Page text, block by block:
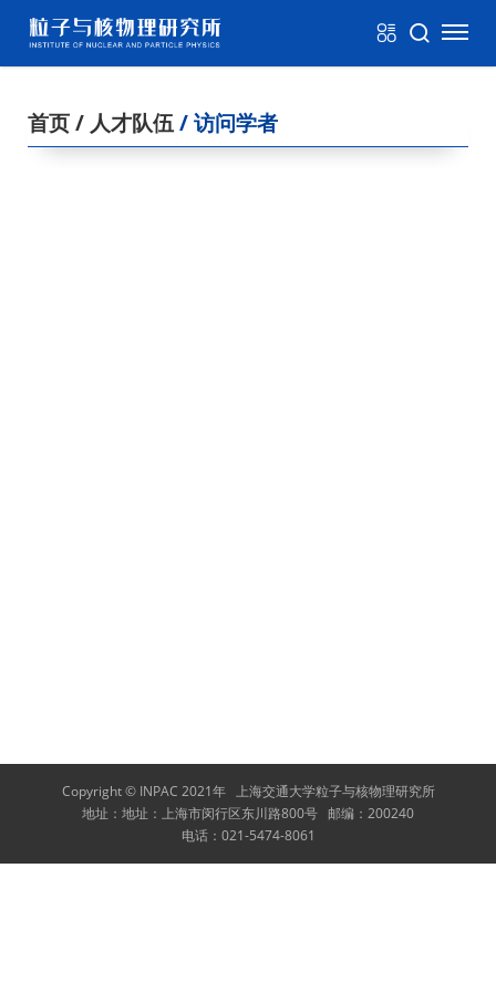
首页/ 人才队伍/ 访问学者
Copyright © INPAC 2021年
上海交通大学粒子与核物理研究所
地址： 地址：上海市闵行区东川路800号 邮编： 200240
电话： 021-5474-8061